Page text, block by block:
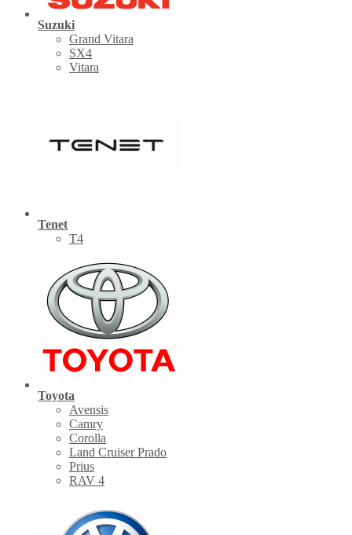
Suzuki
Grand Vitara
SX4
Vitara
Tenet
Т4
Toyota
Avensis
Camry
Corolla
Land Cruiser Prado
Prius
RAV 4